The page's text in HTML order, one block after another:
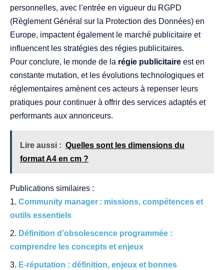
personnelles, avec l’entrée en vigueur du RGPD
(Règlement Général sur la Protection des Données) en
Europe, impactent également le marché publicitaire et
influencent les stratégies des régies publicitaires.
Pour conclure, le monde de la régie publicitaire est en
constante mutation, et les évolutions technologiques et
réglementaires amènent ces acteurs à repenser leurs
pratiques pour continuer à offrir des services adaptés et
performants aux annonceurs.
Lire aussi : Quelles sont les dimensions du
format A4 en cm ?
Publications similaires :
Community manager : missions, compétences et
outils essentiels
Définition d’obsolescence programmée :
comprendre les concepts et enjeux
E-réputation : définition, enjeux et bonnes